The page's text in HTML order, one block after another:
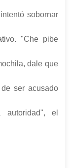
sobornar
"Che pibe
dale que
ser acusado
autoridad", el